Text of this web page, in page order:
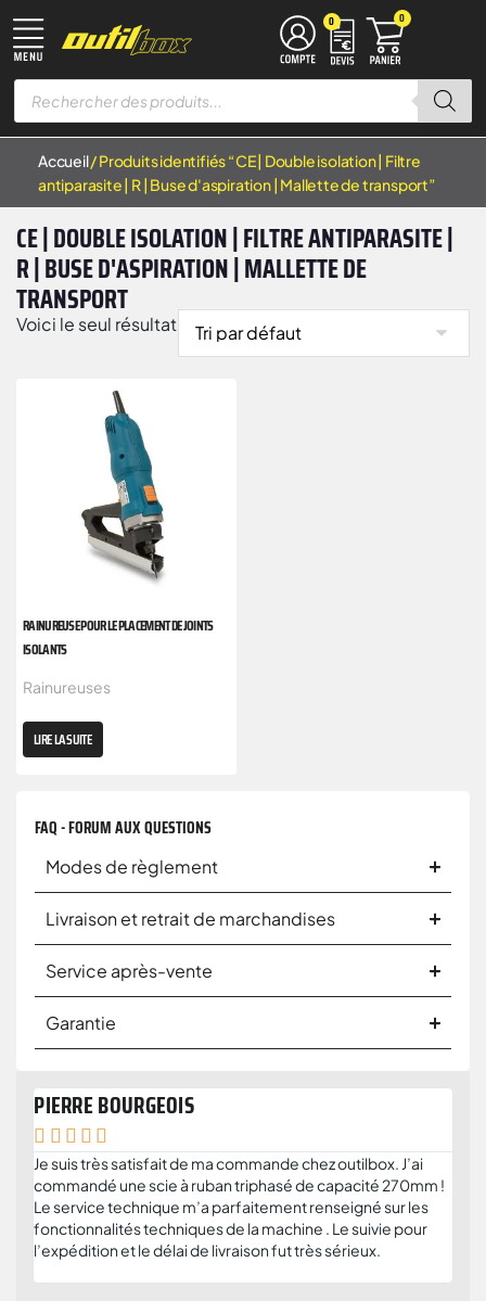
0 0
Accueil/ Produits identifiés “CE | Double isolation | Filtre
antiparasite | R | Buse d'aspiration | Mallette de transport”
CE | DOUBLE ISOLATION | FILTRE ANTIPARASITE |
R | BUSE D'ASPIRATION | MALLETTE DE
TRANSPORT
Voici le seul résultat
RAINUREUSE POUR LE PLACEMENT DE JOINTS
ISOLANTS
Rainureuses
LIRE LA SUITE
FAQ - FORUM AUX QUESTIONS
Modes de règlement
Livraison et retrait de marchandises
Service après-vente
Garantie
PIERRE BOURGEOIS
    
Je suis très satisfait de ma commande chez outilbox. J’ai
commandé une scie à ruban triphasé de capacité 270mm !
Le service technique m’a parfaitement renseigné sur les
fonctionnalités techniques de la machine . Le suivie pour
l’expédition et le délai de livraison fut très sérieux.